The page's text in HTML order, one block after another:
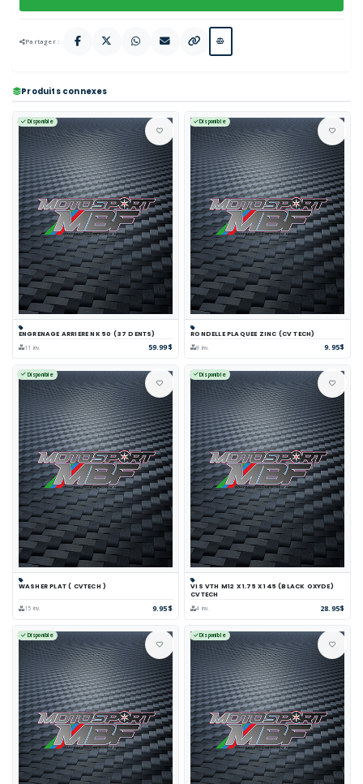
Partager :
Produits connexes
Disponible
ENGRENAGE ARRIERE NK 50 (37 DENTS)
11 inv. 59.99$
Disponible
RONDELLE PLAQUEE ZINC (CV TECH)
9 inv. 9.95$
Disponible
WASHER PLAT ( CVTECH )
15 inv. 9.95$
Disponible
VIS VTH M12 X 1.75 X 145 (BLACK OXYDE)
CVTECH
4 inv. 28.95$
Disponible Disponible